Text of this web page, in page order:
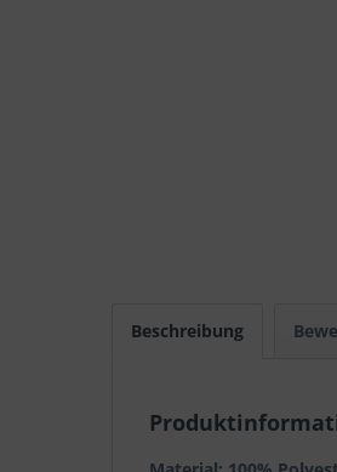
Beschreibung